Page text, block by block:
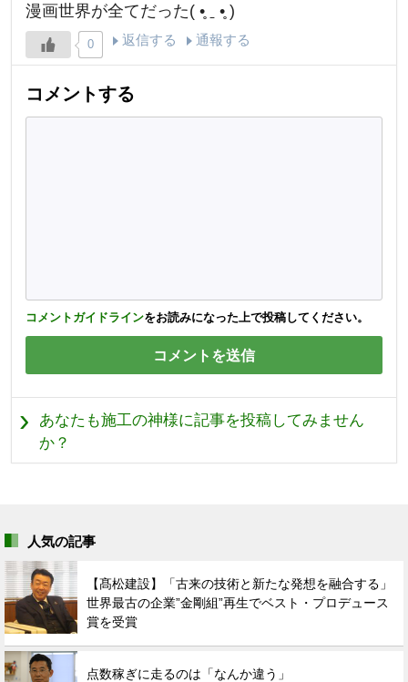
漫画世界が全てだった‪( •̥ ˍ •̥ )‬
0 返信する 通報する
コメントする
コメントガイドラインをお読みになった上で投稿してください。
あなたも施工の神様に記事を投稿してみません
か？
人気の記事
【髙松建設】「古来の技術と新たな発想を融合する」
世界最古の企業”金剛組”再生でベスト・プロデュース
賞を受賞
点数稼ぎに走るのは「なんか違う」